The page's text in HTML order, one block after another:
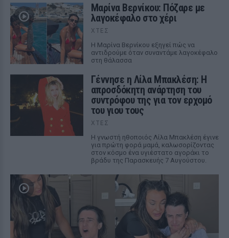
Μαρίνα Βερνίκου: Πόζαρε με
λαγοκέφαλο στο χέρι
ΧΤΕΣ
Η Μαρίνα Βερνίκου εξηγεί πώς να
αντιδρούμε όταν συναντάμε λαγοκέφαλο
στη θάλασσα
Γέννησε η Λίλα Μπακλέση: Η
απροσδόκητη ανάρτηση του
συντρόφου της για τον ερχομό
του γιου τους
ΧΤΕΣ
Η γνωστή ηθοποιός Λίλα Μπακλέση έγινε
για πρώτη φορά μαμά, καλωσορίζοντας
στον κόσμο ένα υγιέστατο αγοράκι το
βράδυ της Παρασκευής 7 Αυγούστου.